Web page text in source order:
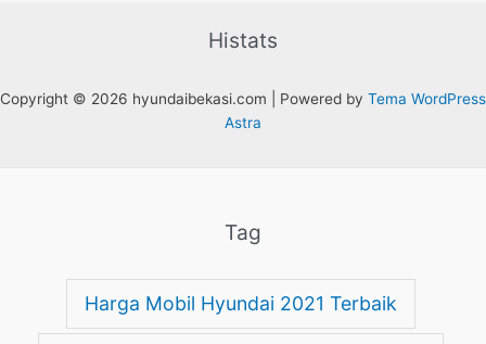
Histats
Copyright © 2026 hyundaibekasi.com | Powered by Tema WordPress
Astra
Tag
Harga Mobil Hyundai 2021 Terbaik